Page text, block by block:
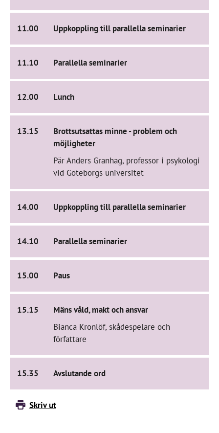
11.00 Uppkoppling till parallella seminarier
11.10 Parallella seminarier
12.00 Lunch
13.15
Brottsutsattas minne - problem och
möjligheter
Pär Anders Granhag, professor i psykologi
vid Göteborgs universitet
14.00 Uppkoppling till parallella seminarier
14.10 Parallella seminarier
15.00 Paus
15.15
Mäns våld, makt och ansvar
Bianca Kronlöf, skådespelare och
författare
15.35 Avslutande ord
Skriv ut